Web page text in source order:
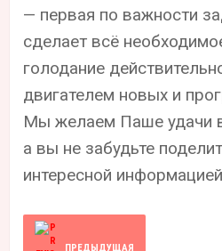
— первая по важности
сделает всё
голодание
двигателем новых и
Мы желаем Паше удачи
а вы не забудьте
интересной
ПРЕДЫДУЩАЯ